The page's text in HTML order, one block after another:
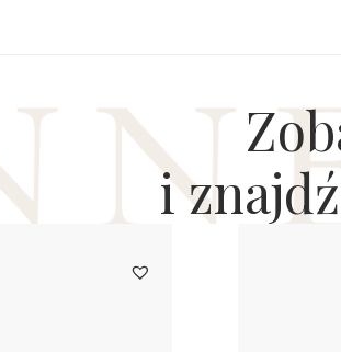
i
AM20430
469.00zł